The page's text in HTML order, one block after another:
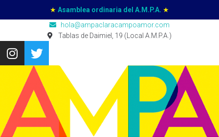
★ Asamblea ordinaria del A.M.P.A. ★
hola@ampaclaracampoamor.com
Tablas de Daimiel, 19 (Local A.M.P.A.)